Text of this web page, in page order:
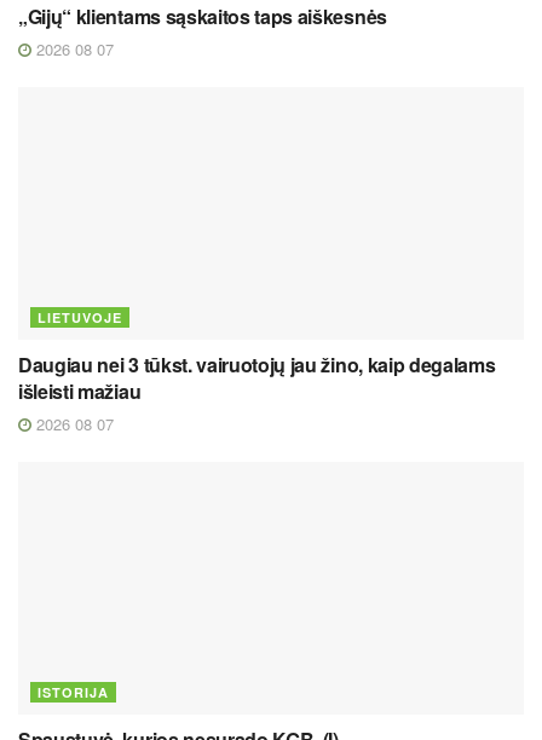
„Gijų“ klientams sąskaitos taps aiškesnės
2026 08 07
LIETUVOJE
Daugiau nei 3 tūkst. vairuotojų jau žino, kaip degalams
išleisti mažiau
2026 08 07
ISTORIJA